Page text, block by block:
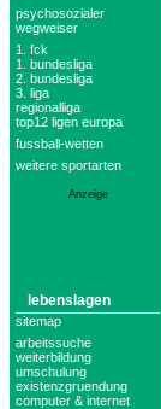
psychosozialer
wegweiser
1. fck
1. bundesliga
2. bundesliga
3. liga
regionalliga
top12 ligen europa
fussball-wetten
weitere sportarten
Anzeige
lebenslagen
sitemap
arbeitssuche
weiterbildung
umschulung
existenzgruendung
computer & internet